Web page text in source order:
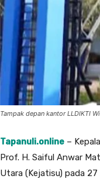
Tampak depan kantor LLDIKTI
Tapanuli.online –
Prof. H. Saiful Anwar
Utara (Kejatisu) pada